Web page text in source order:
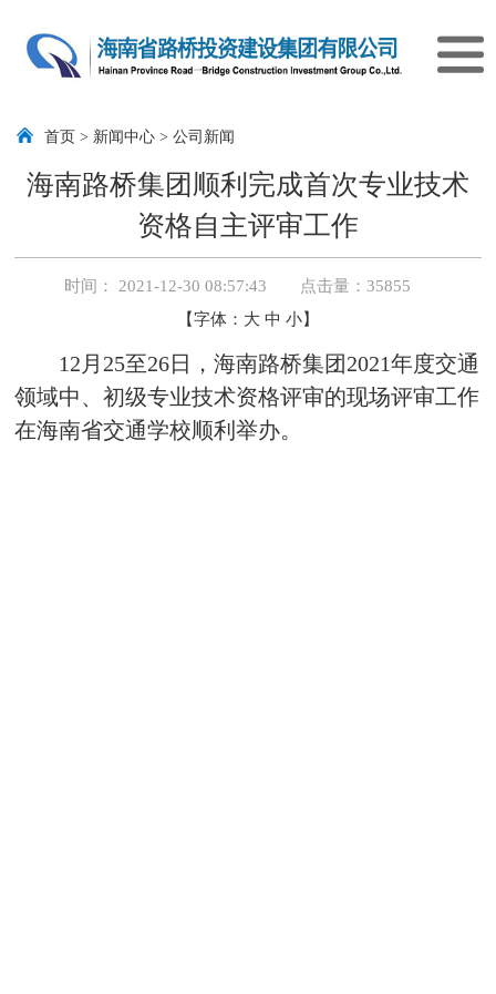
首页 > 新闻中心 > 公司新闻
海南路桥集团顺利完成首次专业技术
资格自主评审工作
时间： 2021-12-30 08:57:43 点击量： 35855
【字体： 大 中 小】
12月25至26日，海南路桥集团2021年度交通
领域中、初级专业技术资格评审的现场评审工作
在海南省交通学校顺利举办。